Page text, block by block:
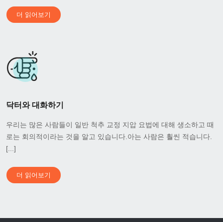
더 읽어보기
닥터와 대화하기
우리는 많은 사람들이 일반 척추 교정 지압 요법에 대해 생소하고 때
로는 회의적이라는 것을 알고 있습니다.아는 사람은 훨씬 적습니다.
[...]
더 읽어보기